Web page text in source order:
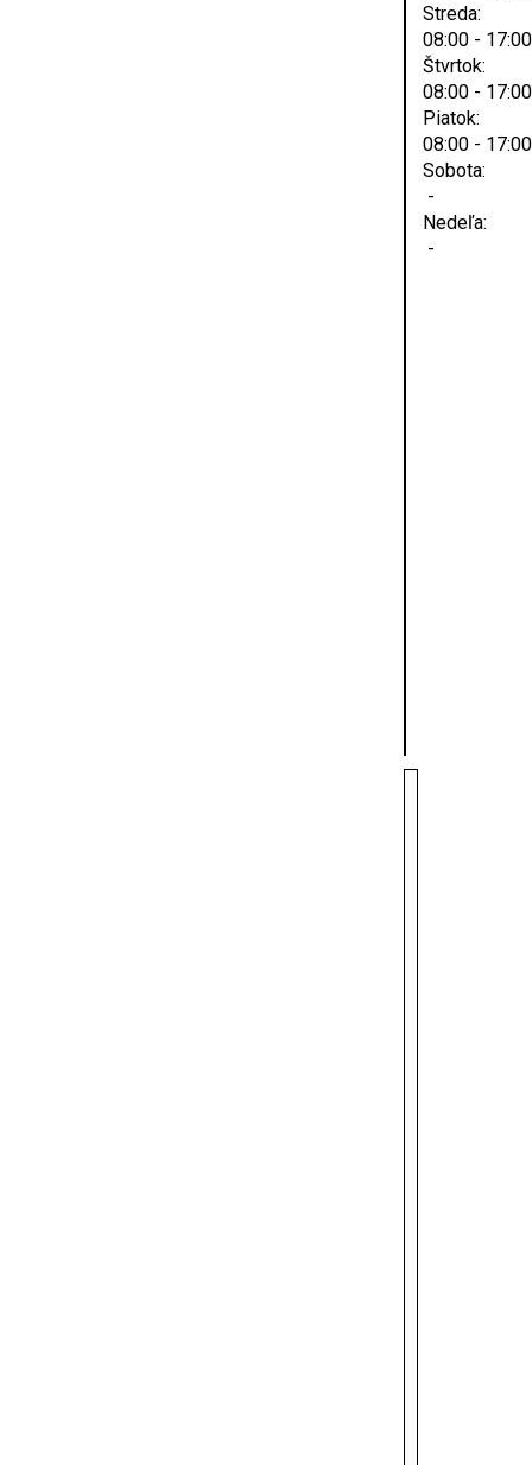
Streda:
08:00 - 17:00
Štvrtok:
08:00 - 17:00
Piatok:
08:00 - 17:00
Sobota:
-
Nedeľa:
-